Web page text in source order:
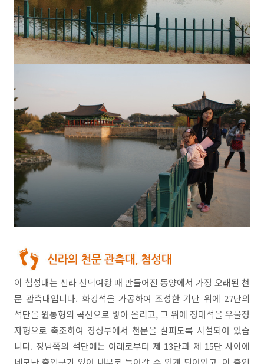
이 첨성대는 신라 선덕여왕 때 만들어진 동양에서 가장 오래된 천
문 관측대입니다. 화강석을 가공하여 조성한 기단 위에 27단의
석단을 원통형의 곡선으로 쌓아 올리고, 그 위에 장대석을 우물정
자형으로 축조하여 정상부에서 천문을 살피도록 시설되어 있습
니다. 정남쪽의 석단에는 아래로부터 제 13단과 제 15단 사이에